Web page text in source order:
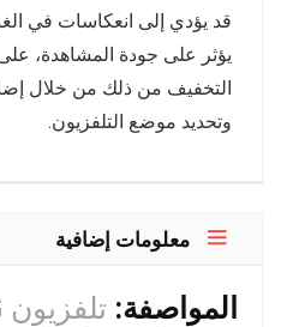
قد يؤدي إلى انعكاسات في
يؤثر على جودة المشاهدة،
التخفيف من ذلك من خلال
وتحديد موضع التلفزيون.
معلومات إضافية
المواصفة: